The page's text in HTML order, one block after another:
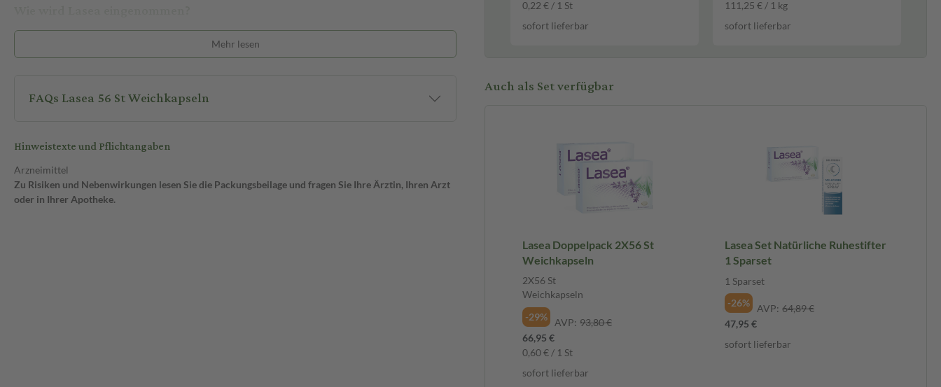
Erwachsene ab 18 Jahren nehmen einmal täglich eine Weichkapsel ein. Diese sollte mit reichlich
Flüssigkeit, vorzugsweise Wasser, unzerkaut eingenommen werden. Die Einnahme sollte nicht im
ratsam.
Mehr lesen
FAQs Lasea 56 St Weichkapseln
Hinweistexte und Pflichtangaben
Arzneimittel
Zu Risiken und Nebenwirkungen lesen Sie die Packungsbeilage und fragen Sie Ihre Ärztin, Ihren Arzt
oder in Ihrer Apotheke.
0,22 € / 1 St
sofort lieferbar
111,25 € / 1 kg
sofort lieferbar
Auch als Set verfügbar
Lasea Doppelpack 2X56 St
Weichkapseln
2X56 St
Weichkapseln
-29%
AVP: 93,80 €
66,95 €
0,60 € / 1 St
sofort lieferbar
Lasea Set Natürliche Ruhestifter
1 Sparset
1 Sparset
-26%
AVP: 64,89 €
47,95 €
sofort lieferbar